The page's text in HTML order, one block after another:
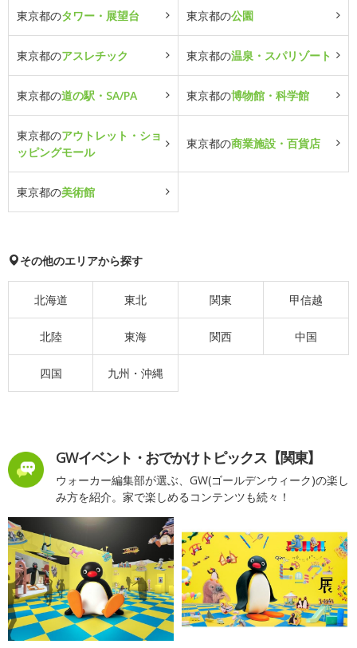
東京都のタワー・展望台 東京都の公園
東京都のアスレチック 東京都の温泉・スパリゾート
東京都の道の駅・SA/PA 東京都の博物館・科学館
東京都のアウトレット・ショ
ッピングモール
東京都の商業施設・百貨店
東京都の美術館
その他のエリアから探す
北海道 東北 関東 甲信越
北陸 東海 関西 中国
四国 九州・沖縄
GWイベント・おでかけトピックス【関東】
ウォーカー編集部が選ぶ、GW(ゴールデンウィーク)の楽し
み方を紹介。家で楽しめるコンテンツも続々！